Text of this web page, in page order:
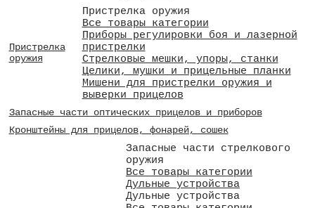
Пристрелка
оружия
Пристрелка оружия
Все товары категории
Приборы регулировки боя и лазерной
пристрелки
Стрелковые мешки, упоры, станки
Целики, мушки и прицельные планки
Мишени для пристрелки оружия и
выверки прицелов
Запасные части оптических прицелов и приборов
Кронштейны для прицелов, фонарей, сошек
Запасные части стрелкового
оружия
Все товары категории
Дульные устройства
Дульные устройства